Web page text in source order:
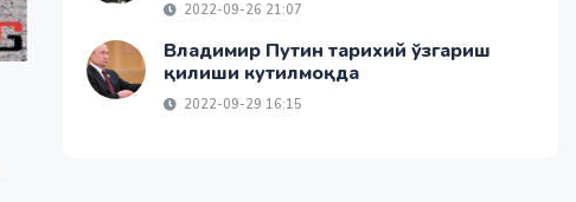
2022-09-26 21:07
Владимир Путин тарихий ўзгариш
қилиши кутилмоқда
2022-09-29 16:15